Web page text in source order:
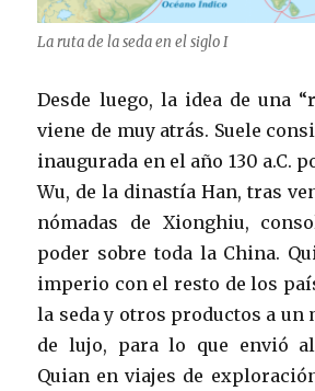
La ruta de la seda en el siglo I
Desde luego, la idea de una
viene de muy atrás. Suele
inaugurada en el año 130 a.C.
Wu, de la dinastía Han, tras
nómadas de Xionghiu,
poder sobre toda la China.
imperio con el resto de los
la seda y otros productos a un
de lujo, para lo que envió
Quian en viajes de